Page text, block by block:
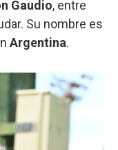
Gaudio, entre
Su nombre es
Argentina.